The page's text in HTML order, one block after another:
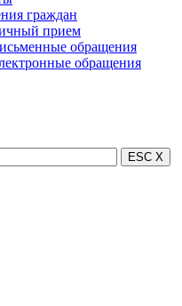
граждан
прием
обращения
обращения
ESC X